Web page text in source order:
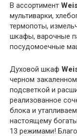
В ассортимент
мультиварки,
термопоты,
шкафы, варочные
посудомоечные
Духовой шкаф
черном
подсветкой и
реализованное
блока и
настоящему
13 режимами!